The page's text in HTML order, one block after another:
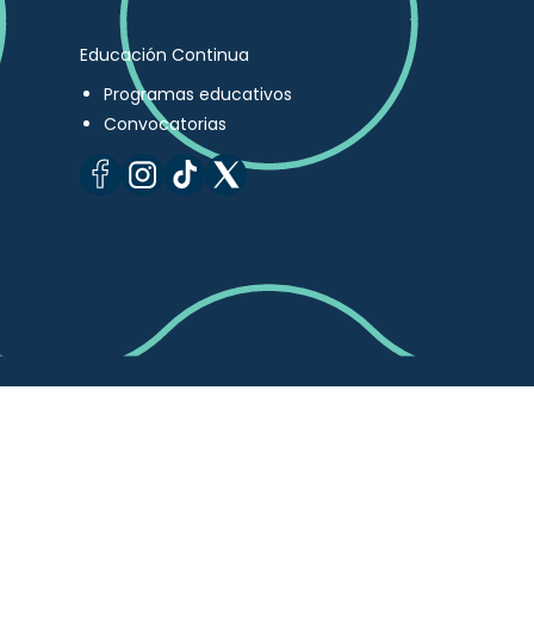
Educación Continua
Programas educativos
Convocatorias